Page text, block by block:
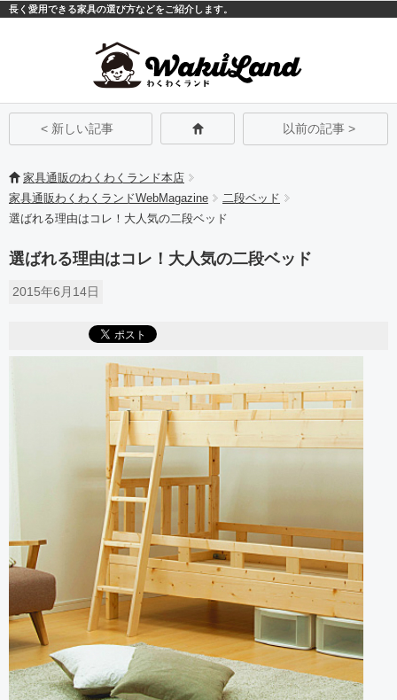
長く愛用できる家具の選び方などをご紹介します。
< 新しい記事 以前の記事 >
家具通販のわくわくランド本店
家具通販わくわくランドWebMagazine
二段ベッド
選ばれる理由はコレ！大人気の二段ベッド
選ばれる理由はコレ！大人気の二段ベッド
2015年6月14日
モバイルPC